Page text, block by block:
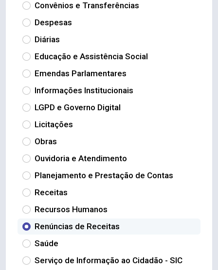
Convênios e Transferências
Despesas
Diárias
Educação e Assistência Social
Emendas Parlamentares
Informações Institucionais
LGPD e Governo Digital
Licitações
Obras
Ouvidoria e Atendimento
Planejamento e Prestação de Contas
Receitas
Recursos Humanos
Renúncias de Receitas
Saúde
Serviço de Informação ao Cidadão - SIC